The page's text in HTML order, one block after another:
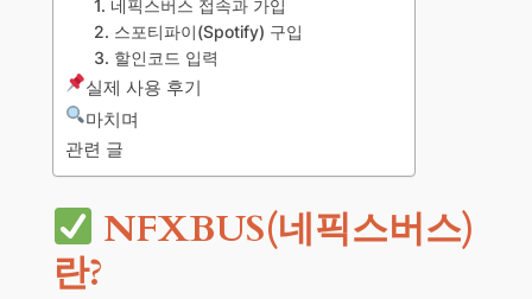
1. 네픽스버스 접속과 가입
2. 스포티파이(Spotify) 구입
3. 할인코드 입력
실제 사용 후기
마치며
관련 글
NFXBUS(네픽스버스)
란?